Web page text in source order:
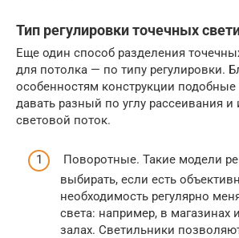
Тип регулировки точечных
Еще один способ разделения
для потолка — по типу регулировки.
особенностям конструкции
давать разный по углу рассеивания и
световой поток.
Поворотные. Такие модели
выбирать, если есть
необходимость регулярно
света: например, в
залах. Светильники